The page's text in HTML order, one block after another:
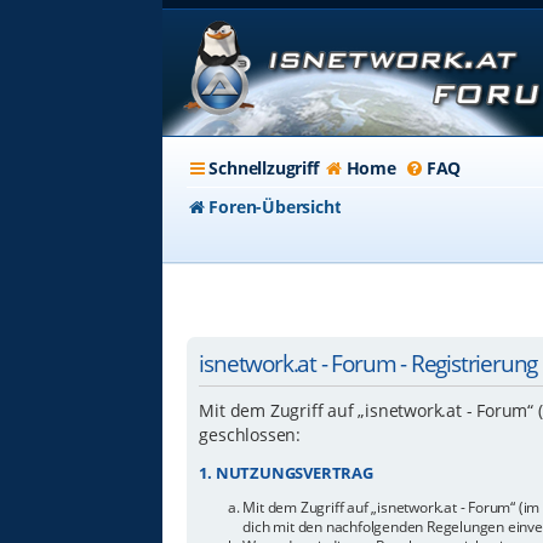
Schnellzugriff Home
FAQ
Foren-Übersicht
isnetwork.at - Forum - Registrierung
Mit dem Zugriff auf „isnetwork.at -
geschlossen:
1. NUTZUNGSVERTRAG
Mit dem Zugriff auf „isnetwork.at - Forum“
dich mit den nachfolgenden Regelungen